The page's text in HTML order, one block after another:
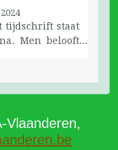
tijdschrift staat
Men belooft
stuur een mail
Er zijn zes
1 - 20u
Vlaanderen,